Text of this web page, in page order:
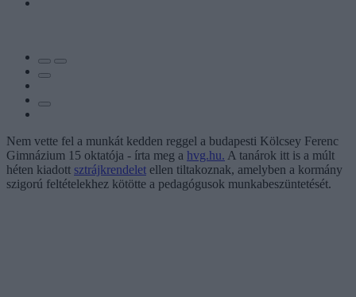
Nem vette fel a munkát kedden reggel a budapesti Kölcsey Ferenc
Gimnázium 15 oktatója - írta meg a hvg.hu. A tanárok itt is a múlt
héten kiadott sztrájkrendelet ellen tiltakoznak, amelyben a kormány
szigorú feltételekhez kötötte a pedagógusok munkabeszüntetését.